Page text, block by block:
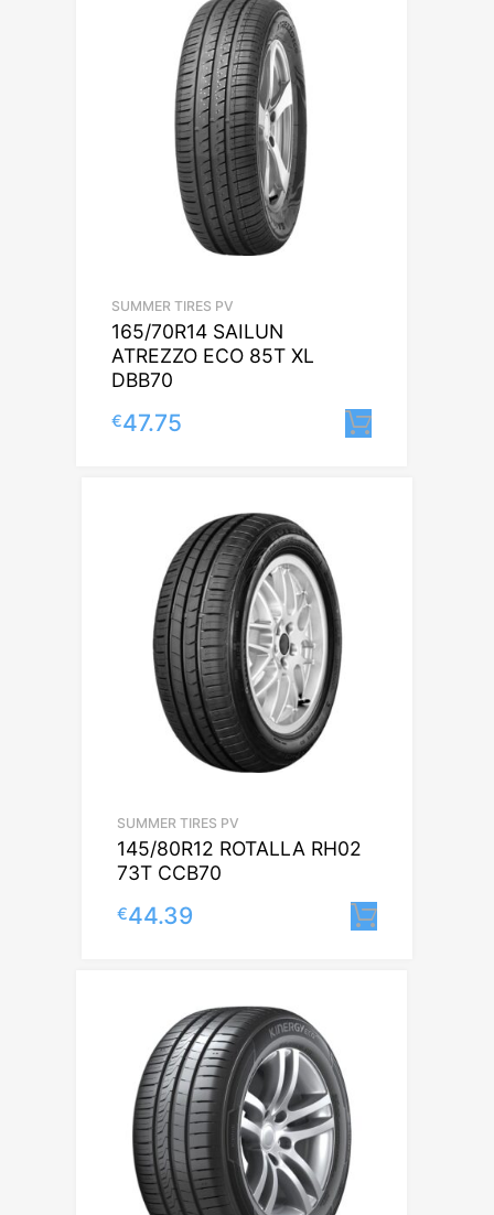
SUMMER TIRES PV
165/70R14 SAILUN
ATREZZO ECO 85T XL
DBB70
€47.75
SUMMER TIRES PV
145/80R12 ROTALLA RH02
73T CCB70
€44.39